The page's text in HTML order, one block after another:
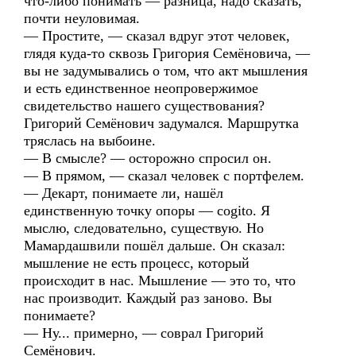
почти неуловимая.
— Простите, — сказал вдруг этот человек,
глядя куда-то сквозь Григория Семёновича, —
вы не задумывались о том, что акт мышления
и есть единственное неопровержимое
свидетельство нашего существования?
Григорий Семёнович задумался. Маршрутка
тряслась на выбоине.
— В смысле? — осторожно спросил он.
— В прямом, — сказал человек с портфелем.
— Декарт, понимаете ли, нашёл
единственную точку опоры — cogito. Я
мыслю, следовательно, существую. Но
Мамардашвили пошёл дальше. Он сказал:
мышление не есть процесс, который
происходит в нас. Мышление — это то, что
нас производит. Каждый раз заново. Вы
понимаете?
— Ну... примерно, — соврал Григорий
Семёнович.